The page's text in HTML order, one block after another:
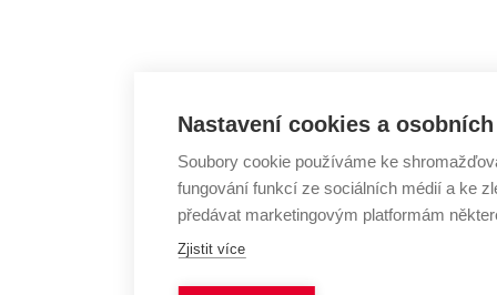
Nastavení cookies a
Soubory cookie používáme ke
fungování funkcí ze sociálních médií a ke
předávat marketingovým platformám
Zjistit více